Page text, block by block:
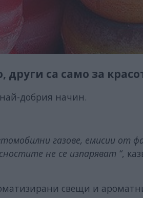
са само за
добрия начин.
газове, емисии от
не се изпаряват “,
свещи и